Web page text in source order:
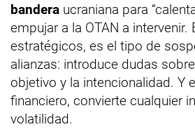
bandera ucraniana para
empujar a la OTAN a intervenir.
estratégicos, es el tipo de
alianzas: introduce dudas
objetivo y la intencionalidad. Y
financiero, convierte cualquier
volatilidad.